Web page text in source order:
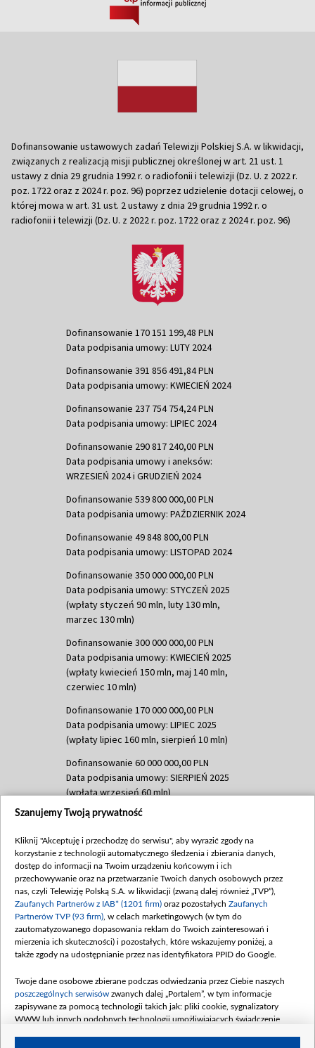
Dofinansowanie ustawowych zadań Telewizji Polskiej S.A. w likwidacji,
związanych z realizacją misji publicznej określonej w art. 21 ust. 1
ustawy z dnia 29 grudnia 1992 r. o radiofonii i telewizji (Dz. U. z 2022 r.
poz. 1722 oraz z 2024 r. poz. 96) poprzez udzielenie dotacji celowej, o
której mowa w art. 31 ust. 2 ustawy z dnia 29 grudnia 1992 r. o
radiofonii i telewizji (Dz. U. z 2022 r. poz. 1722 oraz z 2024 r. poz. 96)
Dofinansowanie 170 151 199,48 PLN
Data podpisania umowy: LUTY 2024
Dofinansowanie 391 856 491,84 PLN
Data podpisania umowy: KWIECIEŃ 2024
Dofinansowanie 237 754 754,24 PLN
Data podpisania umowy: LIPIEC 2024
Dofinansowanie 290 817 240,00 PLN
Data podpisania umowy i aneksów:
WRZESIEŃ 2024 i GRUDZIEŃ 2024
Dofinansowanie 539 800 000,00 PLN
Data podpisania umowy: PAŹDZIERNIK 2024
Dofinansowanie 49 848 800,00 PLN
Data podpisania umowy: LISTOPAD 2024
Dofinansowanie 350 000 000,00 PLN
Data podpisania umowy: STYCZEŃ 2025
(wpłaty styczeń 90 mln, luty 130 mln,
marzec 130 mln)
Dofinansowanie 300 000 000,00 PLN
Data podpisania umowy: KWIECIEŃ 2025
(wpłaty kwiecień 150 mln, maj 140 mln,
czerwiec 10 mln)
Dofinansowanie 170 000 000,00 PLN
Data podpisania umowy: LIPIEC 2025
(wpłaty lipiec 160 mln, sierpień 10 mln)
Dofinansowanie 60 000 000,00 PLN
Data podpisania umowy: SIERPIEŃ 2025
(wpłata wrzesień 60 mln)
Dofinansowanie 635 783 051,21 PLN
(wpłata wrzesień 100 mln, październik 350
mln, listopad 265 mln)
Dofinansowanie 48 862 000,00 PLN
Data podpisania umowy: GRUDZIEŃ 2025
(wpłata grudzień 60,548 mln)
Dofinansowanie 900 000 000,00 PLN
Data podpisania umowy: LUTY 2026 (wpłata
kwiecień 180 mln, 7 maja 180 mln, 8
czerwca 90 mln)
Dofinansowanie 250 000 000,00 PLN
Szanujemy Twoją prywatność
Kliknij "Akceptuję i przechodzę do serwisu", aby wyrazić zgody na
korzystanie z technologii automatycznego śledzenia i zbierania danych,
dostęp do informacji na Twoim urządzeniu końcowym i ich
przechowywanie oraz na przetwarzanie Twoich danych osobowych przez
nas, czyli Telewizję Polską S.A. w likwidacji (zwaną dalej również „TVP”),
Zaufanych Partnerów z IAB* (1201 firm) oraz pozostałych Zaufanych
Partnerów TVP (93 firm) , w celach marketingowych (w tym do
zautomatyzowanego dopasowania reklam do Twoich zainteresowań i
mierzenia ich skuteczności) i pozostałych, które wskazujemy poniżej, a
także zgody na udostępnianie przez nas identyfikatora PPID do Google.
Twoje dane osobowe zbierane podczas odwiedzania przez Ciebie naszych
poszczególnych serwisów zwanych dalej „Portalem”, w tym informacje
zapisywane za pomocą technologii takich jak: pliki cookie, sygnalizatory
WWW lub innych podobnych technologii umożliwiających świadczenie